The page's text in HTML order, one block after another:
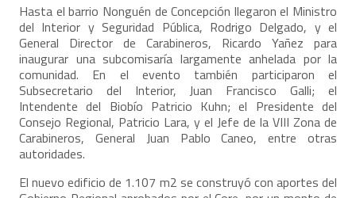
Hasta el barrio Nonguén de Concepción llegaron el Ministro
del Interior y Seguridad Pública, Rodrigo Delgado, y el
General Director de Carabineros, Ricardo Yañez para
inaugurar una subcomisaría largamente anhelada por la
comunidad. En el evento también participaron el
Subsecretario del Interior, Juan Francisco Galli; el
Intendente del Biobío Patricio Kuhn; el Presidente del
Consejo Regional, Patricio Lara, y el Jefe de la VIII Zona de
Carabineros, General Juan Pablo Caneo, entre otras
autoridades.
El nuevo edificio de 1.107 m2 se construyó con aportes del